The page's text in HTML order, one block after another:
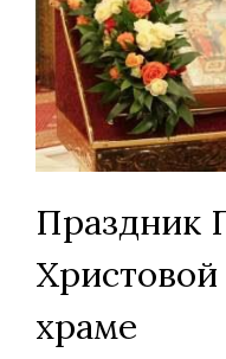
Праздник
Христовой
храме